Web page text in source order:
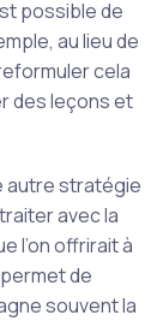
possible de
au lieu de
cela
des leçons et
autre stratégie
avec la
l’on offrirait à
de
souvent la